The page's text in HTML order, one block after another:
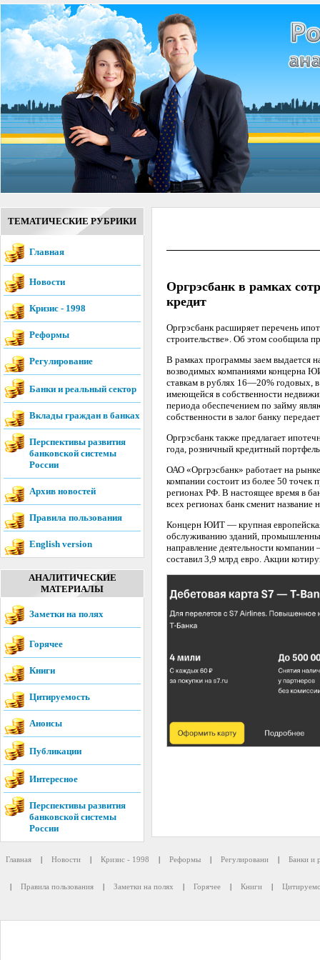
ТЕМАТИЧЕСКИЕ РУБРИКИ
Главная
Новости
Кризис - 1998
Реформы
Регулирование
Банки и реальный сектор
Вклады граждан в банках
Перспективы развития
банковской системы
России
Архив новостей
Правила пользования
English version
АНАЛИТИЧЕСКИЕ
МАТЕРИАЛЫ
Заметки на полях
Горячее
Книги
Цитируемость
Анонсы
Публикации
Интересное
Перспективы развития
банковской системы
России
Оргрэсбанк в рамках
кредит
Оргрэсбанк расширяет перечень
строительстве». Об этом сообщила
В рамках программы заем выдается
возводимых компаниями концерна
ставкам в рублях 16—20% годовых,
имеющейся в собственности
периода обеспечением по займу
собственности в залог банку
Оргрэсбанк также предлагает
года, розничный кредитный
ОАО «Оргрэсбанк» работает на
компании состоит из более 50
регионах РФ. В настоящее время в
всех регионах банк сменит название
Концерн ЮИТ — крупная
обслуживанию зданий,
направление деятельности
составил 3,9 млрд евро. Акции
Главная | Новости | Кризис - 1998 | Реформы | Регулировани | Банки и
| Правила пользования | Заметки на полях | Горячее | Книги |